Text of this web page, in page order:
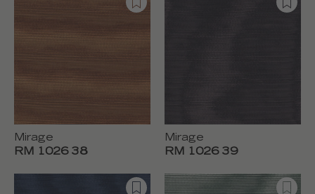
Mirage
RM 1026 38
Mirage
RM 1026 39